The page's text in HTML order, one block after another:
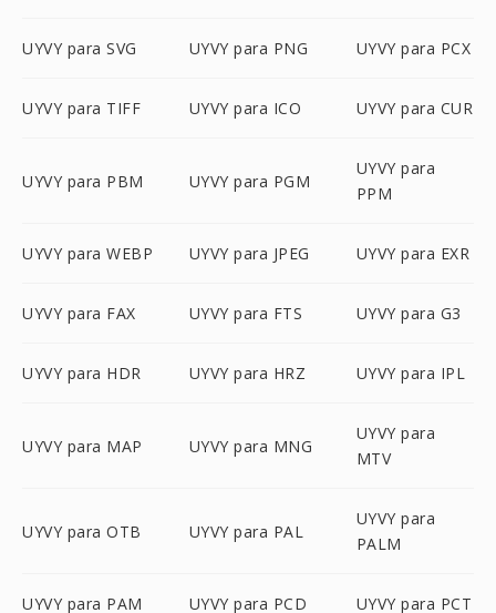
UYVY para SVG UYVY para PNG UYVY para PCX
UYVY para TIFF UYVY para ICO UYVY para CUR
UYVY para PBM UYVY para PGM
UYVY para
PPM
UYVY para WEBP UYVY para JPEG UYVY para EXR
UYVY para FAX UYVY para FTS UYVY para G3
UYVY para HDR UYVY para HRZ UYVY para IPL
UYVY para MAP UYVY para MNG
UYVY para
MTV
UYVY para OTB UYVY para PAL
UYVY para
PALM
UYVY para PAM UYVY para PCD UYVY para PCT